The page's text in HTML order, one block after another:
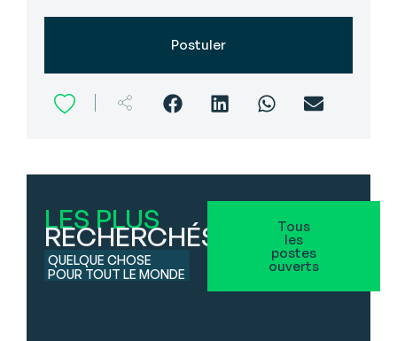
Postuler
LES PLUS
RECHERCHÉS
QUELQUE CHOSE
POUR TOUT LE MONDE
Tous
les
postes
ouverts